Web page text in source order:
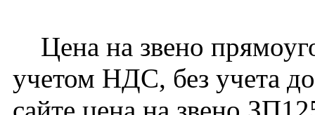
Цена на звено
учетом НДС, без учета